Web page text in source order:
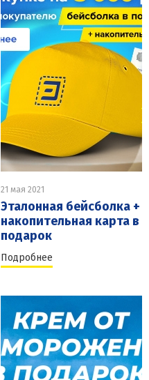
21 мая 2021
Эталонная бейсболка +
накопительная карта в
подарок
Подробнее